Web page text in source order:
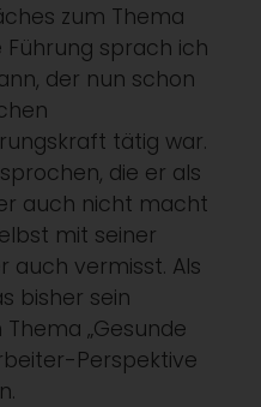
zum Thema
sprach ich
der nun schon
tätig war.
die er als
auch nicht macht
mit seiner
auch vermisst. Als
bisher sein
„Gesunde
Perspektive